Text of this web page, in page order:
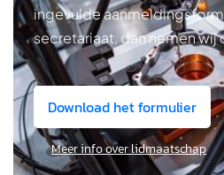
ingevulde
secretariaat, dan nemen
Download het formulier
Meer info over lidmaatschap